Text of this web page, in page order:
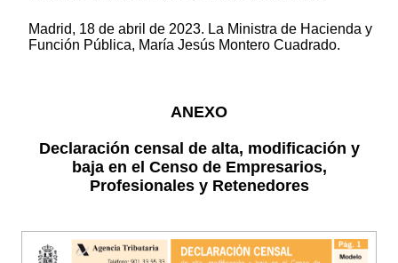
Madrid, 18 de abril de 2023. La Ministra de Hacienda y
Función Pública, María Jesús Montero Cuadrado.
ANEXO
Declaración censal de alta, modificación y
baja en el Censo de Empresarios,
Profesionales y Retenedores